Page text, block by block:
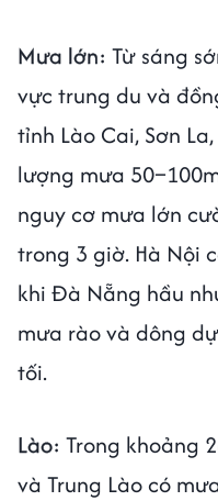
Mưa lớn: Từ sáng
vực trung du và
tỉnh Lào Cai, Sơn
lượng mưa
nguy cơ mưa lớn
trong 3 giờ. Hà Nội
khi Đà Nẵng hầu
mưa rào và dông
tối.
Lào: Trong khoảng
và Trung Lào có